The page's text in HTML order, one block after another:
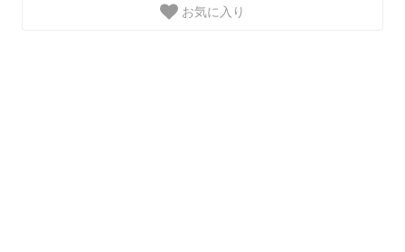
お気に入り